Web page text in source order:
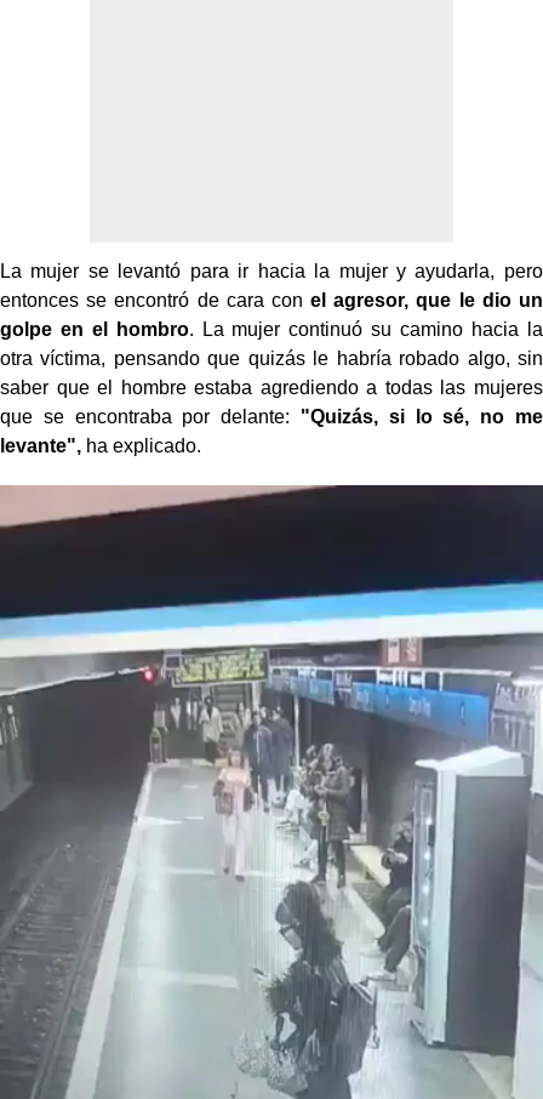
La mujer se levantó para ir hacia la mujer y ayudarla, pero
entonces se encontró de cara conel agresor, que le dio un
golpe en el hombro. La mujer continuó su camino hacia la
otra víctima, pensando que quizás le habría robado algo, sin
saber que el hombre estaba agrediendo a todas las mujeres
que se encontraba por delante: "Quizás, si lo sé, no me
levante", ha explicado.